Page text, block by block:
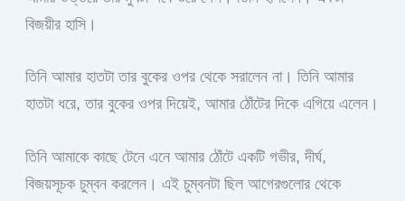
বিজয়ীর হাসি।
তিনি আমার হাতটা তার বুকের ওপর থেকে সরালেন না। তিনি আমার
হাতটা ধরে, তার বুকের ওপর দিয়েই, আমার ঠোঁটের দিকে এগিয়ে এলেন।
তিনি আমাকে কাছে টেনে এনে আমার ঠোঁটে একটি গভীর, দীর্ঘ,
বিজয়সূচক চুম্বন করলেন। এই চুম্বনটা ছিল আগেরগুলোর থেকে